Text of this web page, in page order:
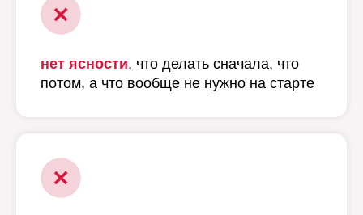
нет ясности, что делать сначала, что
потом, а что вообще не нужно на старте